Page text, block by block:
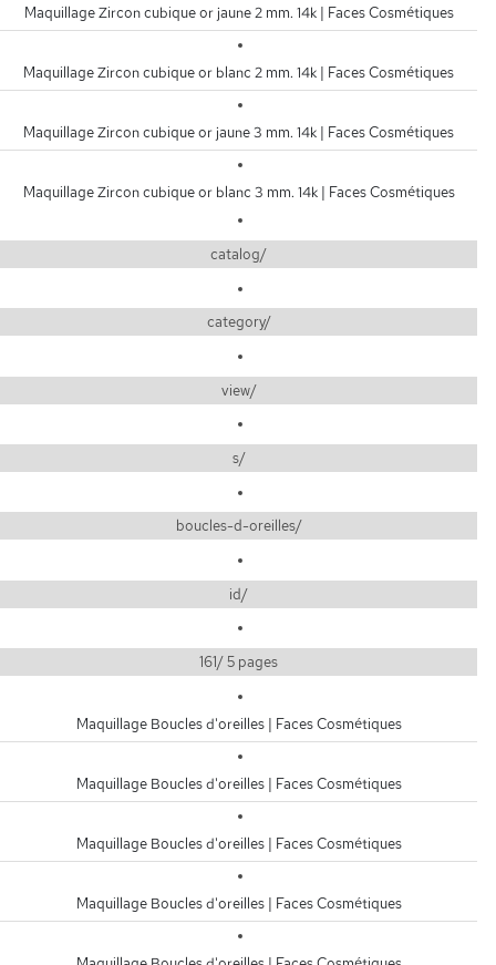
Maquillage Zircon cubique or jaune 2 mm. 14k | Faces Cosmétiques
Maquillage Zircon cubique or blanc 2 mm. 14k | Faces Cosmétiques
Maquillage Zircon cubique or jaune 3 mm. 14k | Faces Cosmétiques
Maquillage Zircon cubique or blanc 3 mm. 14k | Faces Cosmétiques
catalog/
category/
view/
s/
boucles-d-oreilles/
id/
161/ 5 pages
Maquillage Boucles d'oreilles | Faces Cosmétiques
Maquillage Boucles d'oreilles | Faces Cosmétiques
Maquillage Boucles d'oreilles | Faces Cosmétiques
Maquillage Boucles d'oreilles | Faces Cosmétiques